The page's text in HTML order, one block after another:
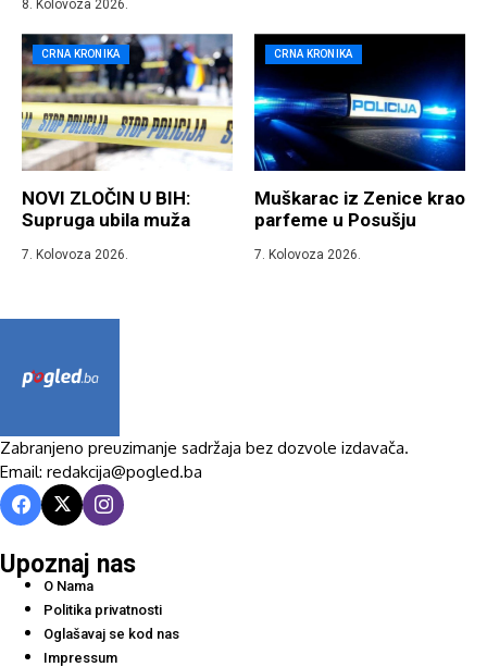
8. Kolovoza 2026.
CRNA KRONIKA
NOVI ZLOČIN U BIH:
Supruga ubila muža
7. Kolovoza 2026.
CRNA KRONIKA
Muškarac iz Zenice krao
parfeme u Posušju
7. Kolovoza 2026.
Zabranjeno preuzimanje sadržaja bez dozvole izdavača.
Email: redakcija@pogled.ba
Upoznaj nas
O Nama
Politika privatnosti
Oglašavaj se kod nas
Impressum